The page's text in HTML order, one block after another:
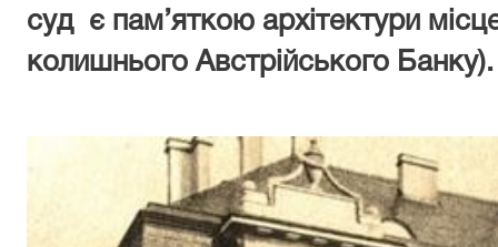
суд є пам’яткою архітектури
колишнього Австрійського Банку).